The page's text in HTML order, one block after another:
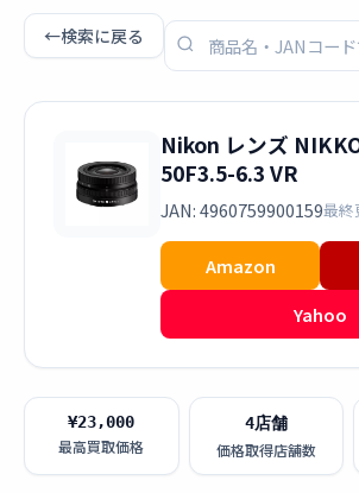
←検索に戻る
Nikon レンズ
50F3.5-6.3 VR
JAN: 4960759900159最終
Amazon
Yahoo
¥23,000
最高買取価格
4店舗
価格取得店舗数